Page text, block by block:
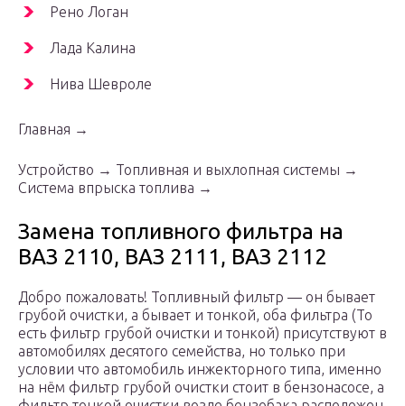
Рено Логан
Лада Калина
Нива Шевроле
Главная →
Устройство → Топливная и выхлопная системы →
Система впрыска топлива →
Замена топливного фильтра на
ВАЗ 2110, ВАЗ 2111, ВАЗ 2112
Добро пожаловать! Топливный фильтр — он бывает
грубой очистки, а бывает и тонкой, оба фильтра (То
есть фильтр грубой очистки и тонкой) присутствуют в
автомобилях десятого семейства, но только при
условии что автомобиль инжекторного типа, именно
на нём фильтр грубой очистки стоит в бензонасосе, а